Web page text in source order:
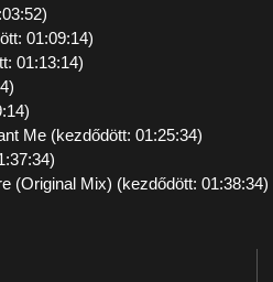
01:09:14)
01:13:14)
Me (kezdődött: 01:25:34)
(Original Mix) (kezdődött: 01:38:34)